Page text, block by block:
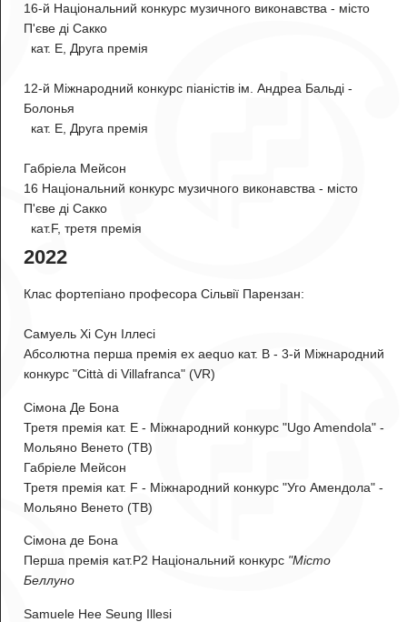
16-й Національний конкурс музичного виконавства - місто
П'єве ді Сакко
кат. E, Друга премія
12-й Міжнародний конкурс піаністів ім. Андреа Бальді -
Болонья
кат. E, Друга премія
Габріела Мейсон
16 Національний конкурс музичного виконавства - місто
П'єве ді Сакко
кат.F, третя премія
2022
Клас фортепіано професора Сільвії Парензан:
Самуель Хі Сун Іллесі
Абсолютна перша премія ex aequo кат. B - 3-й Міжнародний
конкурс "Città di Villafranca" (VR)
Сімона Де Бона
Третя премія кат. E - Міжнародний конкурс "Ugo Amendola" -
Мольяно Венето (ТВ)
Габріеле Мейсон
Третя премія кат. F - Міжнародний конкурс "Уго Амендола" -
Мольяно Венето (ТВ)
Сімона де Бона
Перша премія кат.P2 Національний конкурс "Місто
Беллуно
Samuele Hee Seung Illesi